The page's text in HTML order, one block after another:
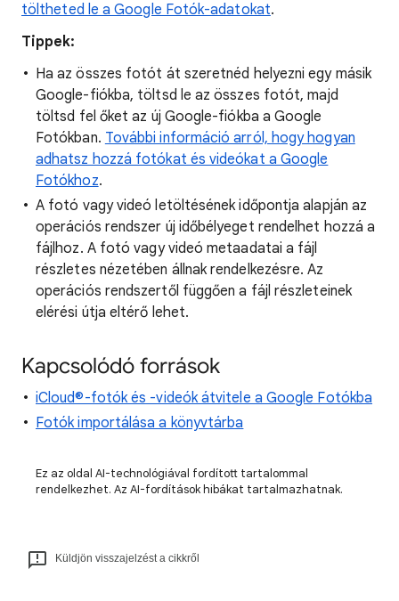
töltheted le a Google Fotók-adatokat.
Tippek:
Ha az összes fotót át szeretnéd helyezni egy másik
Google-fiókba, töltsd le az összes fotót, majd
töltsd fel őket az új Google-fiókba a Google
Fotókban. További információ arról, hogy hogyan
adhatsz hozzá fotókat és videókat a Google
Fotókhoz.
A fotó vagy videó letöltésének időpontja alapján az
operációs rendszer új időbélyeget rendelhet hozzá a
fájlhoz. A fotó vagy videó metaadatai a fájl
részletes nézetében állnak rendelkezésre. Az
operációs rendszertől függően a fájl részleteinek
elérési útja eltérő lehet.
Kapcsolódó források
iCloud®-fotók és -videók átvitele a Google Fotókba
Fotók importálása a könyvtárba
Ez az oldal AI-technológiával fordított tartalommal
rendelkezhet. Az AI-fordítások hibákat tartalmazhatnak.
Küldjön visszajelzést a cikkről